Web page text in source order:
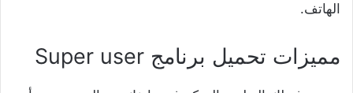
الهاتف.
مميزات تحميل برنامج Super user